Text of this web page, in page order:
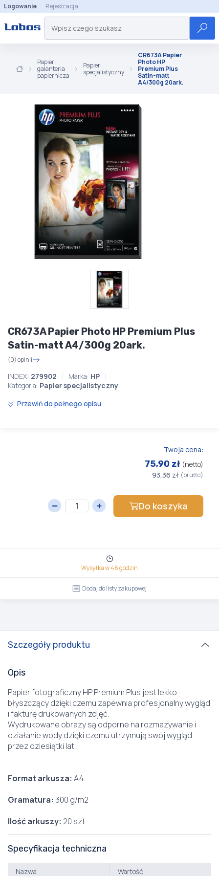
Logowanie Rejestracja
Papier i
galanteria
papiernicza
Papier
specjalistyczny
CR673A Papier
Photo HP
Premium Plus
Satin-matt
A4/300g 20ark.
CR673A Papier Photo HP Premium Plus
Satin-matt A4/300g 20ark.
(0) opinii
INDEX: 279902 Marka: HP
Kategoria: Papier specjalistyczny
Przewiń do pełnego opisu
Twoja cena:
75,90 zł (netto)
93,36 zł (brutto)
Do koszyka
Wysyłka w 48 godzin
Dodaj do listy zakupowej
Szczegóły produktu
Opis
Papier fotograficzny HP Premium Plus jest lekko
błyszczący dzięki czemu zapewnia profesjonalny wygląd
i fakturę drukowanych zdjęć.
Wydrukowane obrazy są odporne na rozmazywanie i
działanie wody dzięki czemu utrzymują swój wygląd
przez dziesiątki lat.
Format arkusza: A4
Gramatura: 300 g/m2
Ilość arkuszy: 20 szt
Specyfikacja techniczna
Nazwa Wartość